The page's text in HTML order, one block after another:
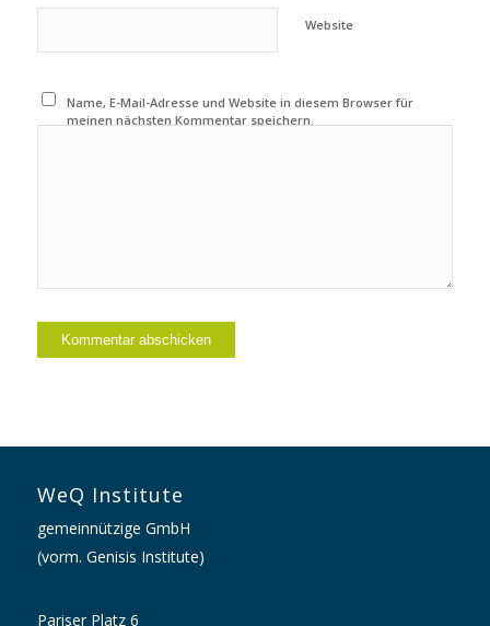
Website
Name, E-Mail-Adresse und Website in diesem Browser für
meinen nächsten Kommentar speichern.
WeQ Institute
gemeinnützige GmbH
(vorm. Genisis Institute)
Pariser Platz 6